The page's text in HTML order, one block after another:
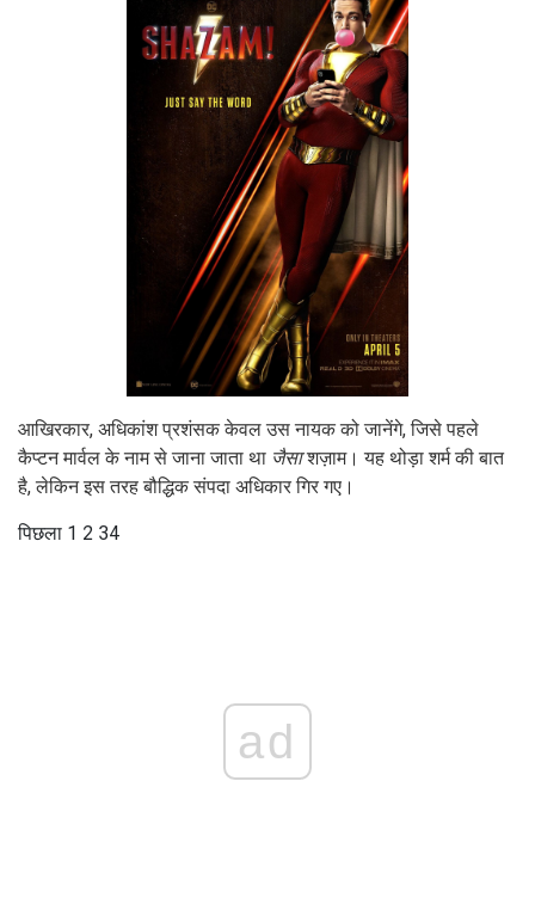
आखिरकार, अधिकांश प्रशंसक केवल उस नायक को जानेंगे, जिसे पहले
कैप्टन मार्वल के नाम से जाना जाता था जैसाशज़ाम। यह थोड़ा शर्म की बात
है, लेकिन इस तरह बौद्धिक संपदा अधिकार गिर गए।
पिछला 1 2 34
ad